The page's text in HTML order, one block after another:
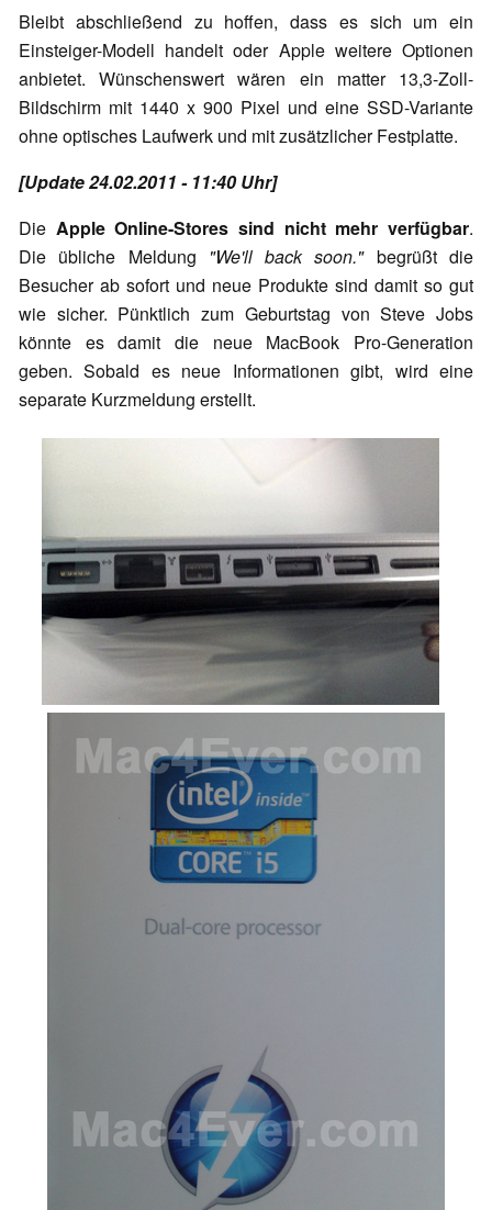
Bleibt abschließend zu hoffen, dass es sich um ein
Einsteiger-Modell handelt oder Apple weitere Optionen
anbietet. Wünschenswert wären ein matter 13,3-Zoll-
Bildschirm mit 1440 x 900 Pixel und eine SSD-Variante
ohne optisches Laufwerk und mit zusätzlicher Festplatte.
[Update 24.02.2011 - 11:40 Uhr]
Die Apple Online-Stores sind nicht mehr verfügbar.
Die übliche Meldung "We'll back soon."begrüßt die
Besucher ab sofort und neue Produkte sind damit so gut
wie sicher. Pünktlich zum Geburtstag von Steve Jobs
könnte es damit die neue MacBook Pro-Generation
geben. Sobald es neue Informationen gibt, wird eine
separate Kurzmeldung erstellt.